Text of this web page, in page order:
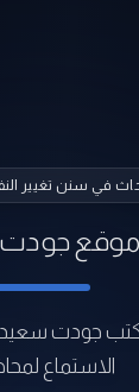
في سنن تغيير
موقع
كتب جودت
الاستماع